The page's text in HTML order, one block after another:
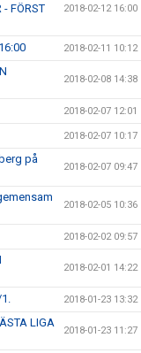
- FÖRST
2018-02-12 16:00
2018-02-11 10:12
2018-02-08 14:38
2018-02-07 12:01
2018-02-07 10:17
på
2018-02-07 09:47
2018-02-05 10:36
2018-02-02 09:57
2018-02-01 14:22
2018-01-23 13:32
LIGA
2018-01-23 11:27